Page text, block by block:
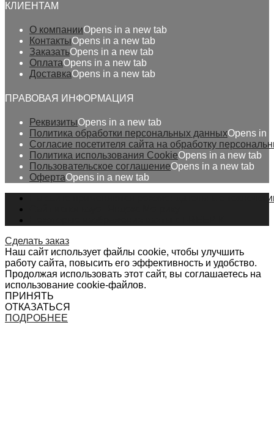
КЛИЕНТАМ
О компанииOpens in a new tab
КонтактыOpens in a new tab
ЗаказатьOpens in a new tab
ОплатаOpens in a new tab
ДоставкаOpens in a new tab
ПРАВОВАЯ ИНФОРМАЦИЯ
РеквизитыOpens in a new tab
Политика обработки персональных данныхOpens in
Согласие посетителя сайта на обработку
Политика использования CookieOpens in a new tab
Пользовательское соглашениеOpens in a new tab
ОфертаOpens in a new tab
На сайте применяются рекомендательные
Сделать заказ
Наш сайт использует файлы cookie, чтобы улучшить
работу сайта, повысить его эффективность и удобство.
Продолжая использовать этот сайт, вы соглашаетесь на
использование cookie-файлов.
ПРИНЯТЬ
ОТКАЗАТЬСЯ
ПОДРОБНЕЕ